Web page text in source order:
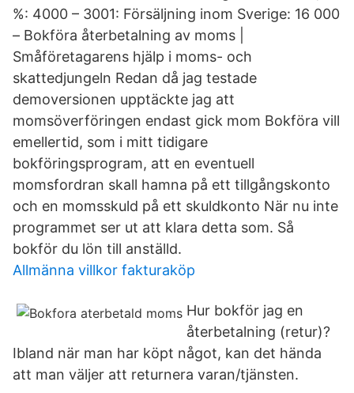
%: 4000 – 3001: Försäljning inom Sverige: 16 000
– Bokföra återbetalning av moms |
Småföretagarens hjälp i moms- och
skattedjungeln Redan då jag testade
demoversionen upptäckte jag att
momsöverföringen endast gick mom Bokföra vill
emellertid, som i mitt tidigare
bokföringsprogram, att en eventuell
momsfordran skall hamna på ett tillgångskonto
och en momsskuld på ett skuldkonto När nu inte
programmet ser ut att klara detta som. Så
bokför du lön till anställd.
Allmänna villkor fakturaköp
Hur bokför jag en
återbetalning (retur)?
Ibland när man har köpt något, kan det hända
att man väljer att returnera varan/tjänsten.